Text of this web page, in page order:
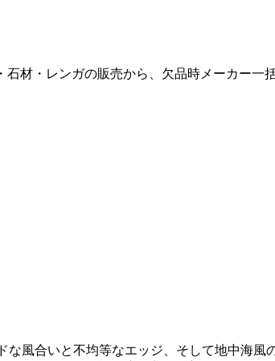
材・レンガの販売から、欠品時メーカー一
風合いと不均等なエッジ、そして地中海風